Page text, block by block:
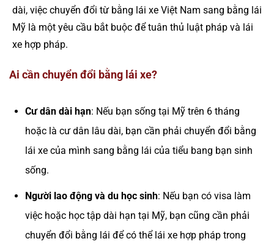
dài, việc chuyển đổi từ bằng lái xe Việt Nam sang bằng lái
Mỹ là một yêu cầu bắt buộc để tuân thủ luật pháp và lái
xe hợp pháp.
Ai cần chuyển đổi bằng lái xe?
Cư dân dài hạn: Nếu bạn sống tại Mỹ trên 6 tháng
hoặc là cư dân lâu dài, bạn cần phải chuyển đổi bằng
lái xe của mình sang bằng lái của tiểu bang bạn sinh
sống.
Người lao động và du học sinh: Nếu bạn có visa làm
việc hoặc học tập dài hạn tại Mỹ, bạn cũng cần phải
chuyển đổi bằng lái để có thể lái xe hợp pháp trong